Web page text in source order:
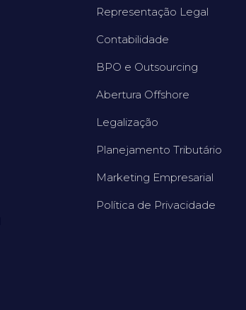
Representação Legal
Contabilidade
BPO e Outsourcing
Abertura Offshore
Legalização
Planejamento Tributário
Marketing Empresarial
Política de Privacidade